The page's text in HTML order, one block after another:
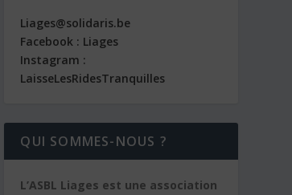
Liages@solidaris.be
Facebook : Liages
Instagram :
LaisseLesRidesTranquilles
QUI SOMMES-NOUS ?
L’ASBL Liages est une association